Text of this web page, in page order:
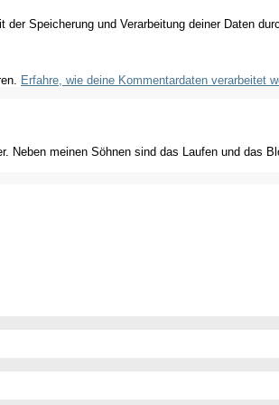
Speicherung und Verarbeitung deiner Daten
Erfahre, wie deine Kommentardaten verarbeitet
Neben meinen Söhnen sind das Laufen und